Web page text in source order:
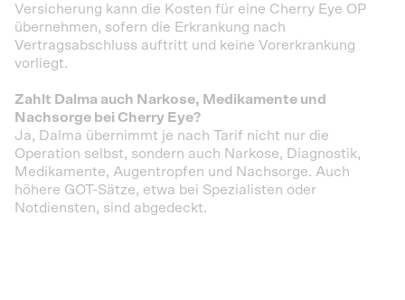
Versicherung kann die Kosten für eine Cherry Eye OP
übernehmen, sofern die Erkrankung nach
Vertragsabschluss auftritt und keine Vorerkrankung
vorliegt.
Zahlt Dalma auch Narkose, Medikamente und
Nachsorge bei Cherry Eye?
Ja, Dalma übernimmt je nach Tarif nicht nur die
Operation selbst, sondern auch Narkose, Diagnostik,
Medikamente, Augentropfen und Nachsorge. Auch
höhere GOT-Sätze, etwa bei Spezialisten oder
Notdiensten, sind abgedeckt.